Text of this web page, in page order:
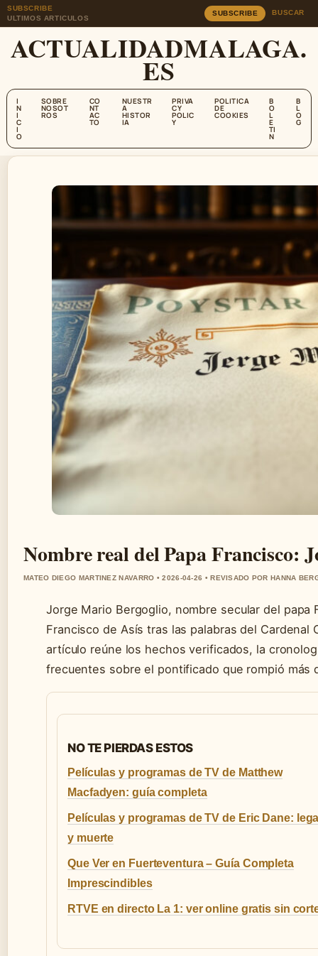
SUBSCRIBE
ULTIMOS ARTICULOS
SUBSCRIBE BUSCAR
ACTUALIDADMALAGA.
ES
I
N
I
C
I
O
SOBRE
NOSOT
ROS
CO
NT
AC
TO
NUESTR
A
HISTOR
IA
PRIVA
CY
POLIC
Y
POLITICA
DE
COOKIES
B
O
L
E
TI
N
B
L
O
G
Nombre real del Papa Francisco:
MATEO DIEGO MARTINEZ NAVARRO • 2026-04-26 • REVISADO POR HANNA
Jorge Mario Bergoglio, nombre secular del
Francisco de Asís tras las palabras del Cardenal
artículo reúne los hechos verificados, la
frecuentes sobre el pontificado que rompió más
NO TE PIERDAS ESTOS
Películas y programas de TV de Matthew
Macfadyen: guía completa
Películas y programas de TV de Eric Dane:
y muerte
Que Ver en Fuerteventura – Guía Completa
Imprescindibles
RTVE en directo La 1: ver online gratis sin